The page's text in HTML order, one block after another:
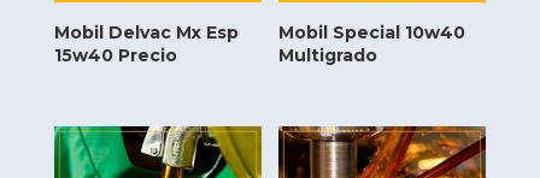
Mobil Delvac Mx Esp
15w40 Precio
Mobil Special 10w40
Multigrado